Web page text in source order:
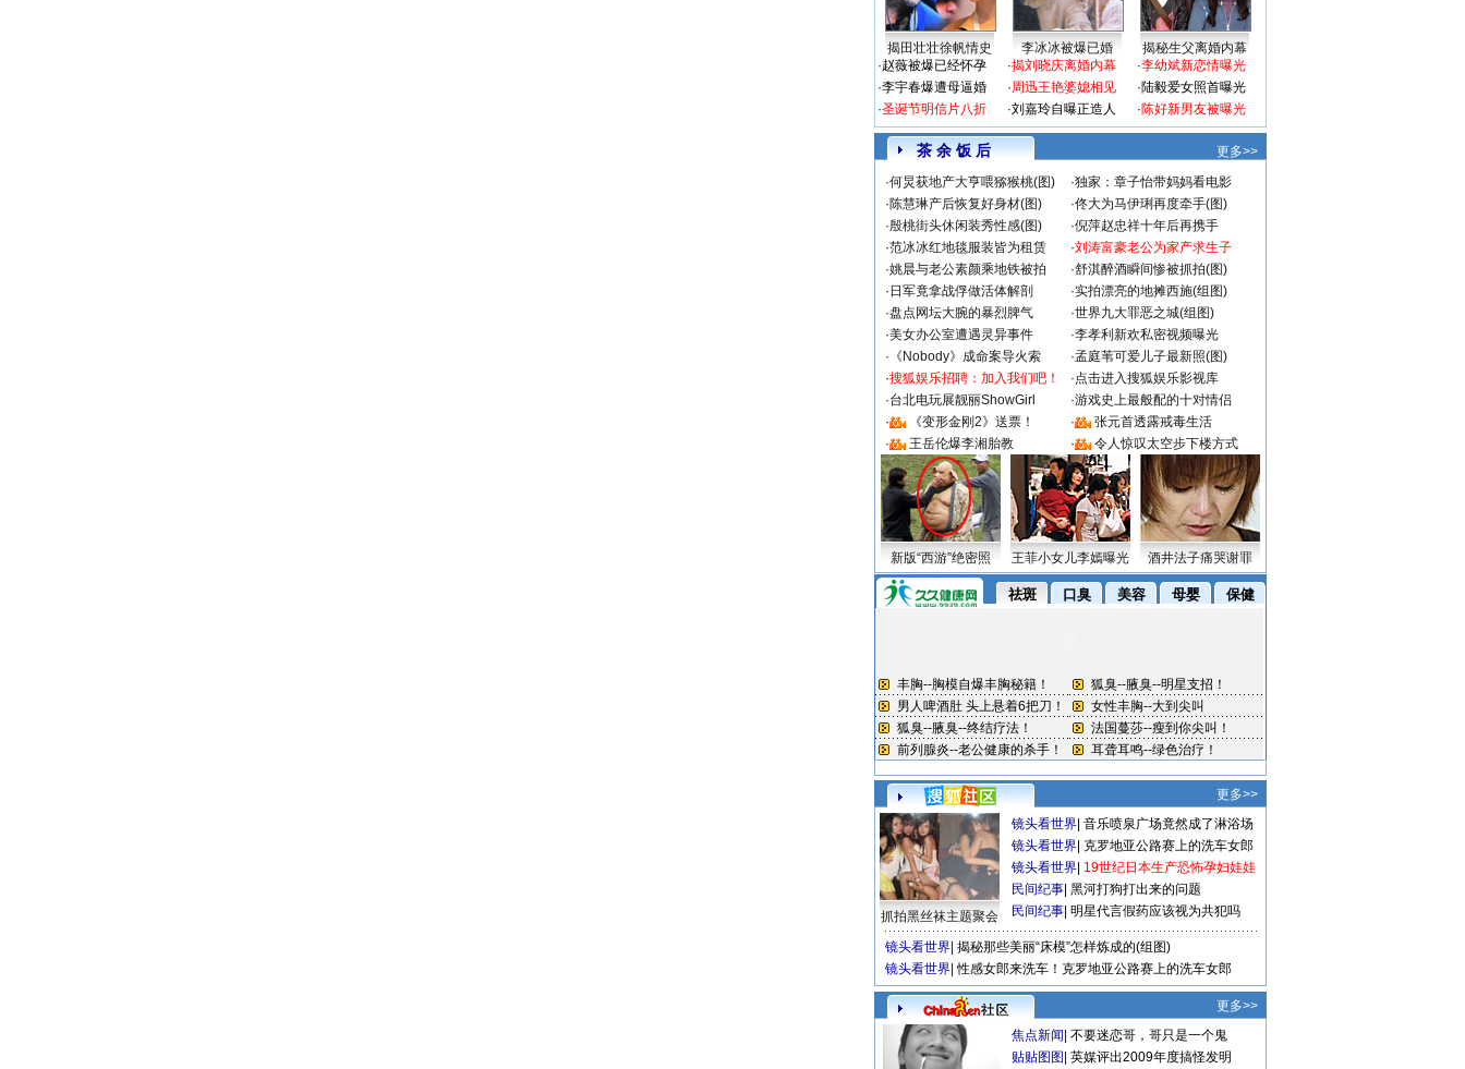
揭田壮壮徐帆情史 李冰冰被爆已婚
揭秘生父离婚内幕
·赵薇被爆已经怀孕
·李宇春爆遭母逼婚
·圣诞节明信片八折
·揭刘晓庆离婚内幕
·周迅王艳婆媳相见
·刘嘉玲自曝正造人
·李幼斌新恋情曝光
·陆毅爱女照首曝光
·陈好新男友被曝光
茶 余 饭 后
更多>>
·何炅获地产大亨喂猕猴桃(图) ·独家：章子怡带妈妈看电影
·陈慧琳产后恢复好身材(图) ·佟大为马伊琍再度牵手(图)
·殷桃街头休闲装秀性感(图) ·倪萍赵忠祥十年后再携手
·范冰冰红地毯服装皆为租赁 ·刘涛富豪老公为家产求生子
·姚晨与老公素颜乘地铁被拍 ·舒淇醉酒瞬间惨被抓拍(图)
· 日军竟拿战俘做活体解剖 ·实拍漂亮的地摊西施(组图)
·盘点网坛大腕的暴烈脾气 ·世界九大罪恶之城(组图)
·美女办公室遭遇灵异事件 ·李孝利新欢私密视频曝光
· 《Nobody》成命案导火索 ·孟庭苇可爱儿子最新照(图)
·搜狐娱乐招聘：加入我们吧！ ·点击进入搜狐娱乐影视库
·台北电玩展靓丽ShowGirl ·游戏史上最般配的十对情侣
·
《变形金刚2》送票！ ·
张元首透露戒毒生活
·
王岳伦爆李湘胎教 · 令人惊叹太空步下楼方式
新版“西游”绝密照 王菲小女儿李嫣曝光 酒井法子痛哭谢罪
更多>>
抓拍黑丝袜主题聚会
镜头看世界 音乐喷泉广场竟然成了淋浴场
镜头看世界 克罗地亚公路赛上的洗车女郎
镜头看世界 19世纪日本生产恐怖孕妇娃娃
民间纪事 黑河打狗打出来的问题
民间纪事 明星代言假药应该视为共犯吗
镜头看世界 揭秘那些美丽“床模”怎样炼成的(组图)
镜头看世界 性感女郎来洗车！克罗地亚公路赛上的洗车女郎
更多>>
焦点新闻 不要迷恋哥，哥只是一个鬼
贴贴图图 英媒评出2009年度搞怪发明